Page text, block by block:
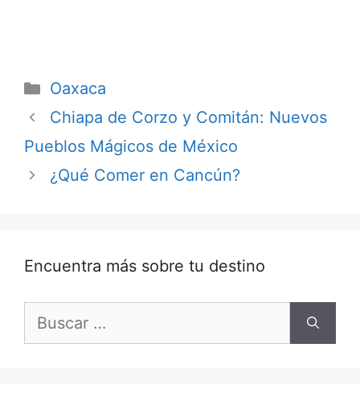
Categorías
Oaxaca
Chiapa de Corzo y Comitán: Nuevos
Pueblos Mágicos de México
¿Qué Comer en Cancún?
Encuentra más sobre tu destino